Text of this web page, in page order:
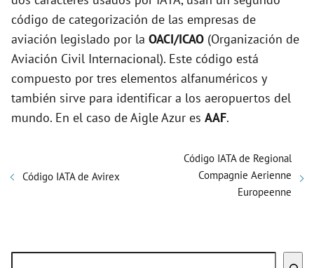
código de categorización de las empresas de
aviación legislado por la OACI/ICAO (Organización de
Aviación Civil Internacional). Este código está
compuesto por tres elementos alfanuméricos y
también sirve para identificar a los aeropuertos del
mundo. En el caso de Aigle Azur es AAF.
Código IATA de Avirex
Código IATA de Regional
Compagnie Aerienne
Europeenne